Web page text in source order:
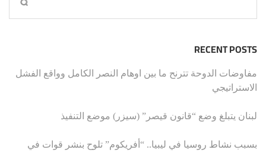
RECENT POSTS
مفاوضات الدوحة تترنح ما بين اوهام النصر الكامل وواقع الفشل
الاستراتيجي
لبنان يتبلغ وضع “قانون قيصر” (سيزر) موضع التنفيذ
بسبب نشاط روسيا في ليبيا.. “أفريكوم” تلوح بنشر قوات في